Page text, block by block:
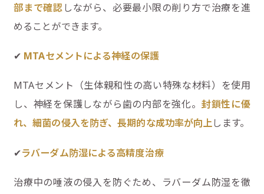
部まで確認 しながら、必要最小限の削り方で治療を進
めることができます。
✔ MTAセメントによる神経の保護
MTAセメント（生体親和性の高い特殊な材料）を使用
し、神経を保護しながら歯の内部を強化。 封鎖性に優
れ、細菌の侵入を防ぎ、長期的な成功率が向上します。
✔ラバーダム防湿による高精度治療
治療中の唾液の侵入を防ぐため、ラバーダム防湿を徹